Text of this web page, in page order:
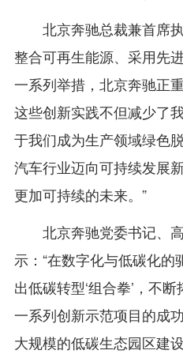
北京奔驰总裁兼首席
整合可再生能源、采用先
一系列举措，北京奔驰正
这些创新实践不但减少了
于我们成为生产领域绿色
汽车行业迈向可持续发展
更加可持续的未来。”
北京奔驰党委书记、
示：“在数字化与低碳化
出低碳转型‘组合拳’，不
一系列创新示范项目的成
大规模的低碳生态园区建